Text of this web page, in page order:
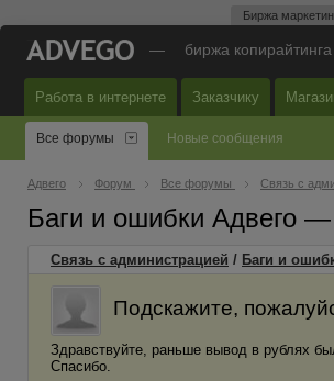
Биржа
— биржа
Работа в интернете Заказчику
Все форумы Новые сообщения
Адвего Форум Все форумы Связь с
Баги и ошибки Адвего
Связь с администрацией / Баги и
Подскажите,
Здравствуйте, раньше вывод в рублях
Спасибо.